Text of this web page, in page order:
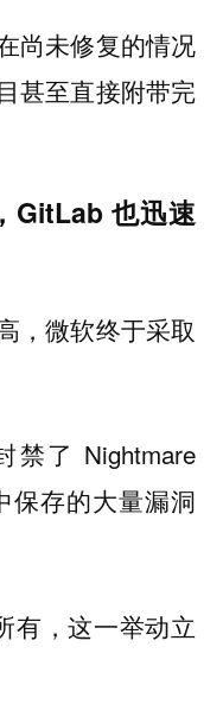
尚未修复的情况
甚至直接附带完
GitLab 也迅速
，微软终于采取
禁了 Nightmare
保存的大量漏洞
有，这一举动立